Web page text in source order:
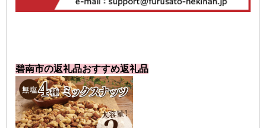
碧南市の返礼品おすすめ返礼品